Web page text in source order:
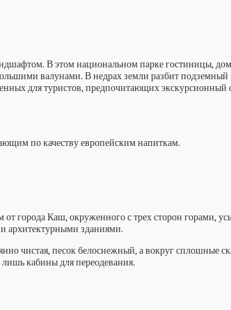
В этом национальном парке гостиницы,
валунами. В недрах земли разбит подземный
для туристов, предпочитающих
по качеству европейским напиткам.
города Каш, окруженного с трех сторон горами,
архитектурными зданиями.
чистая, песок белоснежный, а вокруг сплошные
кабины для переодевания.